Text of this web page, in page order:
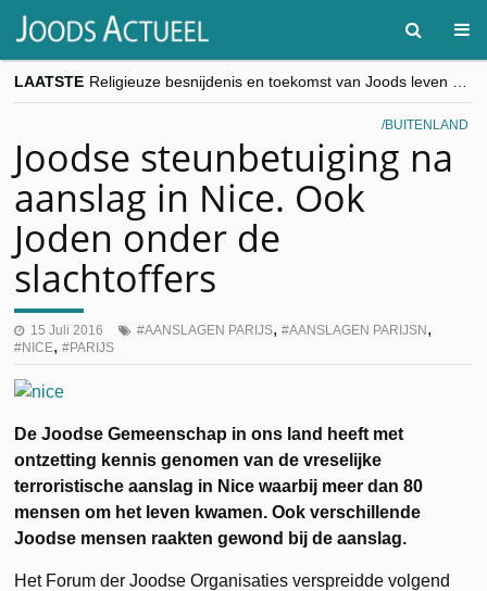
LAATSTE
“Besnijdenisdebat toont hoe moeilijk seculiere Westen minderheden begrijpt”, Jinnih Beels (Vooruit)
CITYTRIP | ROEMENIË – Boekarest: de verrassing van Oost-Europa
BUITENLAND
Joodse steunbetuiging na
aanslag in Nice. Ook
Joden onder de
slachtoffers
15 Juli 2016 AANSLAGEN PARIJS, AANSLAGEN PARIJSN ,
NICE, PARIJS
De Joodse Gemeenschap in ons land heeft met
ontzetting kennis genomen van de vreselijke
terroristische aanslag in Nice waarbij meer dan 80
mensen om het leven kwamen. Ook verschillende
Joodse mensen raakten gewond bij de aanslag.
Het Forum der Joodse Organisaties verspreidde volgend